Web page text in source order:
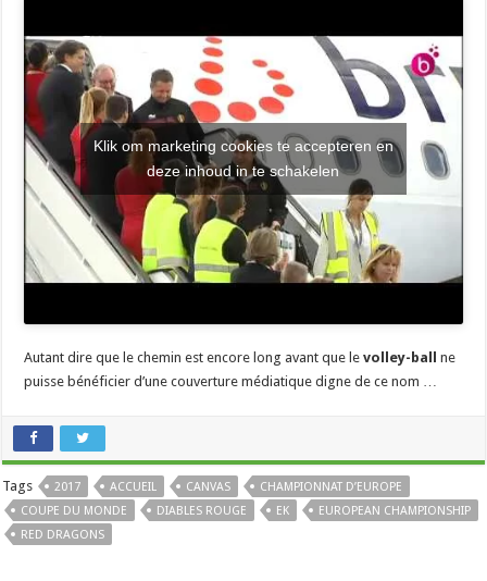
Klik om marketing cookies te accepteren en
deze inhoud in te schakelen
Autant dire que le chemin est encore long avant que levolley-ball
ne
puisse bénéficier d’une couverture médiatique digne de ce nom …
Tags 2017 ACCUEIL CANVAS
CHAMPIONNAT D’EUROPE
COUPE DU MONDE
DIABLES ROUGE EK
EUROPEAN CHAMPIONSHIP
RED DRAGONS